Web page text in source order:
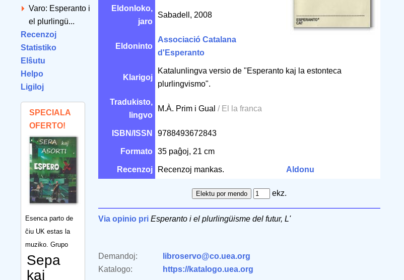
Varo: Esperanto i
el plurlingü...
Recenzoj
Statistiko
Elŝutu
Helpo
Ligiloj
SPECIALA
OFERTO!
Esenca parto de
ĉiu UK estas la
muziko. Grupo
Sepa
kaj
Eldonloko,
jaro
Sabadell, 2008
Eldoninto
Associació Catalana
d'Esperanto
Klarigoj
Katalunlingva versio de "Esperanto kaj la estonteca
plurlingvismo".
Tradukisto,
lingvo
M.À. Prim i Gual / El la franca
ISBN/ISSN 9788493672843
Formato 35 paĝoj, 21 cm
Recenzoj Recenzoj mankas. Aldonu
ekz.
Via opinio pri Esperanto i el plurlingüisme del futur, L'
Demandoj:
libroservo@co.uea.org
Katalogo:
https://katalogo.uea.org